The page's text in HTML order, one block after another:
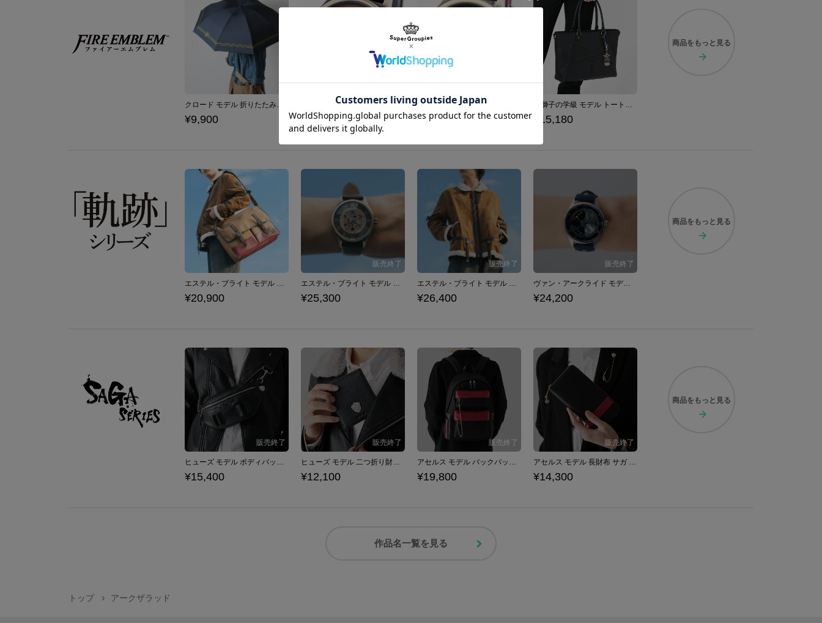
クロード モデル 折りたたみ傘 ファイアーエムブレム 風花雪月
¥9,900
風花雪月 モデル 腕時計 ファイアーエムブレム
¥18,480 ¥18,480
青獅子の学級 モデル トートバッグ ファイアーエムブレム 風花雪月
¥15,180
商品を もっと見る
エステル・ブライト モデル ショルダーバッグ 「軌跡」シリーズ 空の軌跡 the 1st
¥20,900
エステル・ブライト モデル 腕時計 「軌跡」シリーズ 空の軌跡 the 1st
¥25,300
エステル・ブライト モデル ジャケット 「軌跡」シリーズ 空の軌跡 the 1st
¥26,400
ヴァン・アークライド モデル 腕時計 「軌跡」シリーズ 英雄伝説 界の軌跡
¥24,200
商品を もっと見る
ヒューズ モデル ボディバッグ サガ フロンティア リマスター
¥15,400
ヒューズ モデル 二つ折り財布 サガ フロンティア リマスター
¥12,100
アセルス モデル バックパック サガ フロンティア リマスター
¥19,800
アセルス モデル 長財布 サガ フロンティア リマスター
¥14,300
商品を もっと見る
作品名一覧を見る
トップ アークザラッド